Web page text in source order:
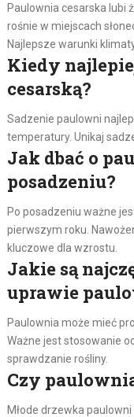
Paulownia cesarska lubi
rośnie w miejscach
Najlepsze warunki
Kiedy
cesarską?
Sadzenie paulowni
temperatury. Unikaj
Jak dbać o
posadzeniu?
Po posadzeniu ważne
pierwszym roku.
kluczowe dla wzrostu.
Jakie są
uprawie
Paulownia może mieć
Ważne jest stosowanie
sprawdzanie rośliny.
Czy
Młode drzewka